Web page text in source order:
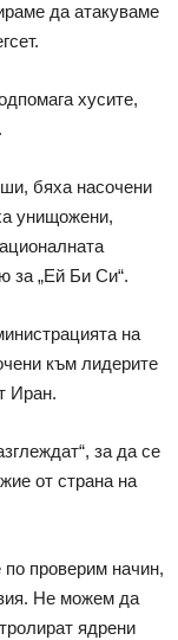
да атакуваме
хусите,
бяха насочени
унищожени,
за „Ей Би Си“.
на
към лидерите
Иран.
за да се
от страна на
проверим начин,
Не можем да
ядрени